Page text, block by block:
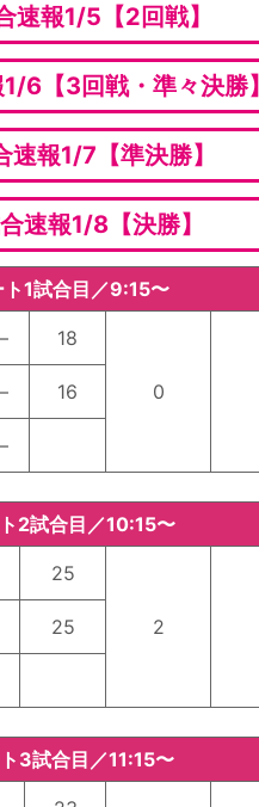
報1/5【2回戦】
6【3回戦・準々決勝】
報1/7【準決勝】
速報1/8【決勝】
1試合目／9:15〜
– 18
0
– 16
–
2試合目／10:15〜
25
2
25
3試合目／11:15〜